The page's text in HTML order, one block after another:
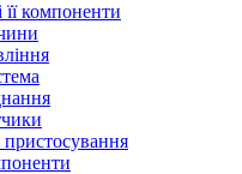
її компоненти
пристосування